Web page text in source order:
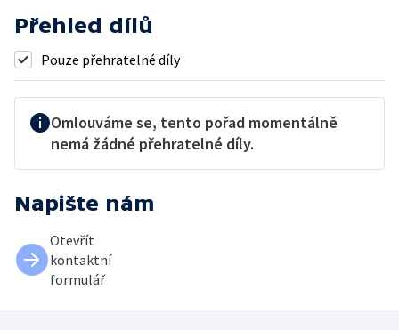
Přehled dílů
Pouze přehratelné díly
Omlouváme se, tento pořad momentálně
nemá žádné přehratelné díly.
Napište nám
Otevřít
kontaktní
formulář